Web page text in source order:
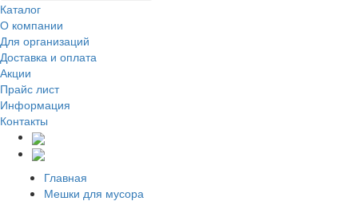
Каталог
О компании
Для организаций
Доставка и оплата
Акции
Прайс лист
Информация
Контакты
Главная
Мешки для мусора